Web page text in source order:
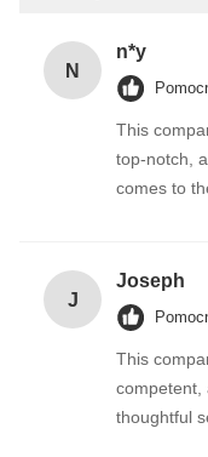
N
n*y
This
top-notch,
comes to
J
Joseph
This
competent,
thoughtful